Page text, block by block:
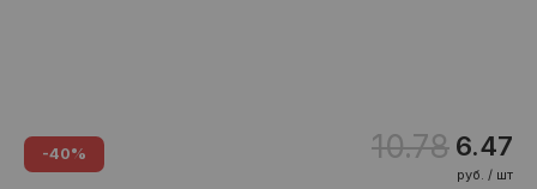
-40% 10.78 6.47
руб. / шт